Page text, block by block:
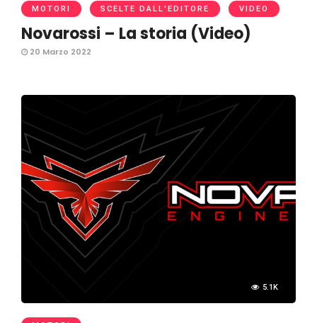
MOTORI SCELTE DALL'EDITORE VIDEO
Novarossi – La storia (Video)
20 Marzo 2022
5.1K